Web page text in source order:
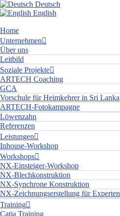
Deutsch
English
Home
Unternehmen
Über uns
Leitbild
Soziale Projekte
ARTECH Coaching
GCA
Vorschule für Heimkehrer in Sri Lanka
ARTECH-Fotokampagne
Löwenzahn
Referenzen
Leistungen
Inhouse-Workshop
Workshops
NX-Einsteiger-Workshop
NX-Blechkonstruktion
NX-Synchrone Konstruktion
NX-Zeichnungserstellung für Experten
Training
Catia Training